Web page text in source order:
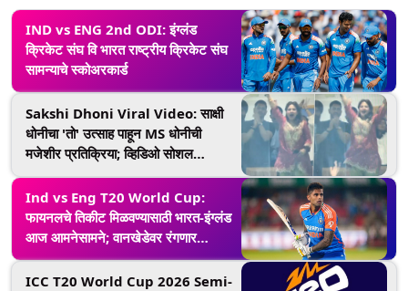
IND vs ENG 2nd ODI: इंग्लंड
क्रिकेट संघ वि भारत राष्ट्रीय क्रिकेट संघ
सामन्याचे स्कोअरकार्ड
Sakshi Dhoni Viral Video: साक्षी
धोनीचा 'तो' उत्साह पाहून MS धोनीची
मजेशीर प्रतिक्रिया; व्हिडिओ सोशल
मीडियावर तुफान व्हायरल
Ind vs Eng T20 World Cup:
फायनलचे तिकीट मिळवण्यासाठी भारत-इंग्लंड
आज आमनेसामने; वानखेडेवर रंगणार
सेमीफायनलचा थरार
ICC T20 World Cup 2026 Semi-